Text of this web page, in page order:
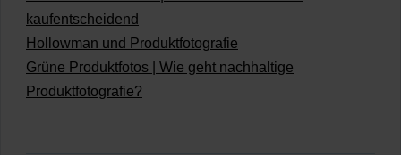
kaufentscheidend
Hollowman und Produktfotografie
Grüne Produktfotos | Wie geht nachhaltige
Produktfotografie?